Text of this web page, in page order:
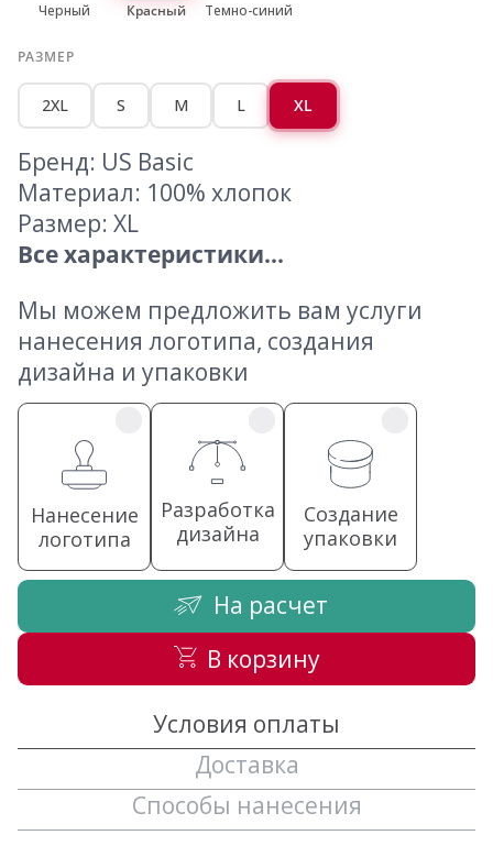
Черный Красный Темно-синий
РАЗМЕР
2XL S M L XL
Бренд: US Basic
Материал: 100% хлопок
Размер: XL
Все характеристики...
Мы можем предложить вам услуги
нанесения логотипа, создания
дизайна и упаковки
Нанесение
логотипа
Разработка
дизайна
Создание
упаковки
На расчет
В корзину
Условия оплаты
Доставка
Способы нанесения